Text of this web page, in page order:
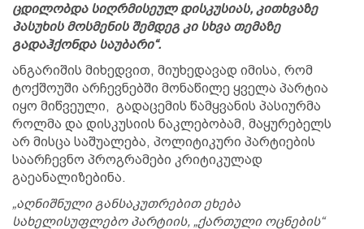
ცდილობდა სიღრმისეულ დისკუსიას, კითხვაზე
პასუხის მოსმენის შემდეგ კი სხვა თემაზე
გადაჰქონდა საუბარი“.
ანგარიშის მიხედვით, მიუხედავად იმისა, რომ
ტოქშოუში არჩევნებში მონაწილე ყველა პარტია
იყო მიწვეული, გადაცემის წამყვანის პასიურმა
როლმა და დისკუსიის ნაკლებობამ, მაყურებელს
არ მისცა საშუალება, პოლიტიკური პარტიების
საარჩევნო პროგრამები კრიტიკულად
გაეანალიზებინა.
„აღნიშნული განსაკუთრებით ეხება
სახელისუფლებო პარტიის, „ქართული ოცნების“